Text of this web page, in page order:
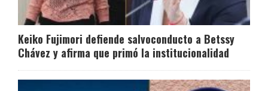
Keiko Fujimori defiende salvoconducto a Betssy
Chávez y afirma que primó la institucionalidad